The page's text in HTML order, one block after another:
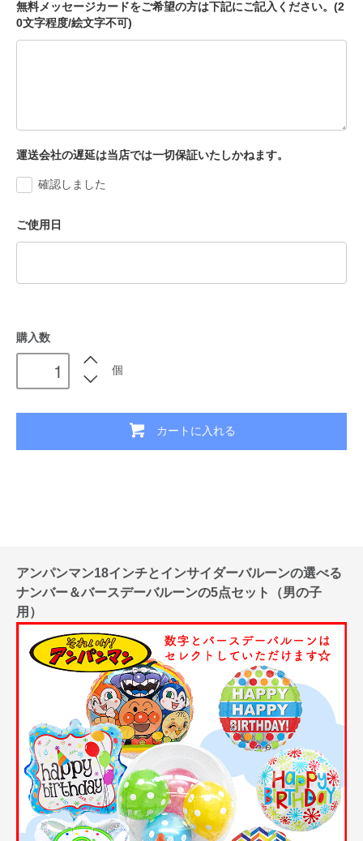
無料メッセージカードをご希望の方は下記にご記入ください。(2
0文字程度/絵文字不可)
運送会社の遅延は当店では一切保証いたしかねます。
確認しました
ご使用日
購入数
個
カートに入れる
アンパンマン18インチとインサイダーバルーンの選べる
ナンバー＆バースデーバルーンの5点セット（男の子
用）